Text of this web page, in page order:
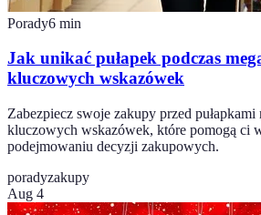
Porady6 min
Jak unikać pułapek podczas
kluczowych wskazówek
Zabezpiecz swoje zakupy przed
kluczowych wskazówek, które pomogą ci
podejmowaniu decyzji zakupowych.
poradyzakupy
Aug 4